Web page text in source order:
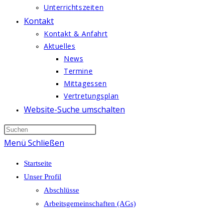
Unterrichtszeiten
Kontakt
Kontakt & Anfahrt
Aktuelles
News
Termine
Mittagessen
Vertretungsplan
Website-Suche umschalten
Menü Schließen
Startseite
Unser Profil
Abschlüsse
Arbeitsgemeinschaften (AGs)